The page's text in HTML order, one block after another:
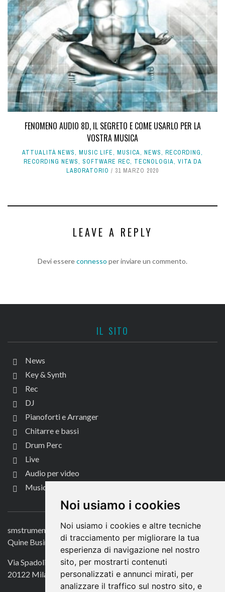
Noi usiamo i cookies
Noi usiamo i cookies e altre tecniche
di tracciamento per migliorare la tua
esperienza di navigazione nel nostro
sito, per mostrarti contenuti
personalizzati e annunci mirati, per
analizzare il traffico sul nostro sito, e
FENOMENO AUDIO 8D, IL SEGRETO E COME USARLO PER LA
VOSTRA MUSICA
ATTUALITÀ NEWS, MUSIC LIFE, MUSICA, NEWS, RECORDING,
RECORDING NEWS, SOFTWARE REC, TECNOLOGIA, VITA DA
LABORATORIO
31 MARZO 2020
LEAVE A REPLY
Devi essereconnesso per inviare un commento.
IL SITO
News
Key & Synth
Rec
DJ
Pianoforti e Arranger
Chitarre e bassi
Drum Perc
Live
Audio per video
Music Life
CONTATTACI
smstrumentimusicali.it
Quine Business Publisher
Via Spadolini 7
20122 Milano